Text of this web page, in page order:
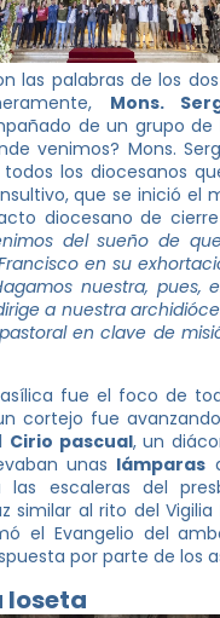
las palabras de los
Mons.
de un grupo de
venimos? Mons.
los diocesanos
que se inició el
diocesano de
del sueño de
en su
nuestra, pues,
a nuestra
en clave de
fue el foco de
cortejo fue
Cirio pascual, un
unas lámparas
escaleras del
similar al rito del Vigilia
el Evangelio del
por parte de los
loseta